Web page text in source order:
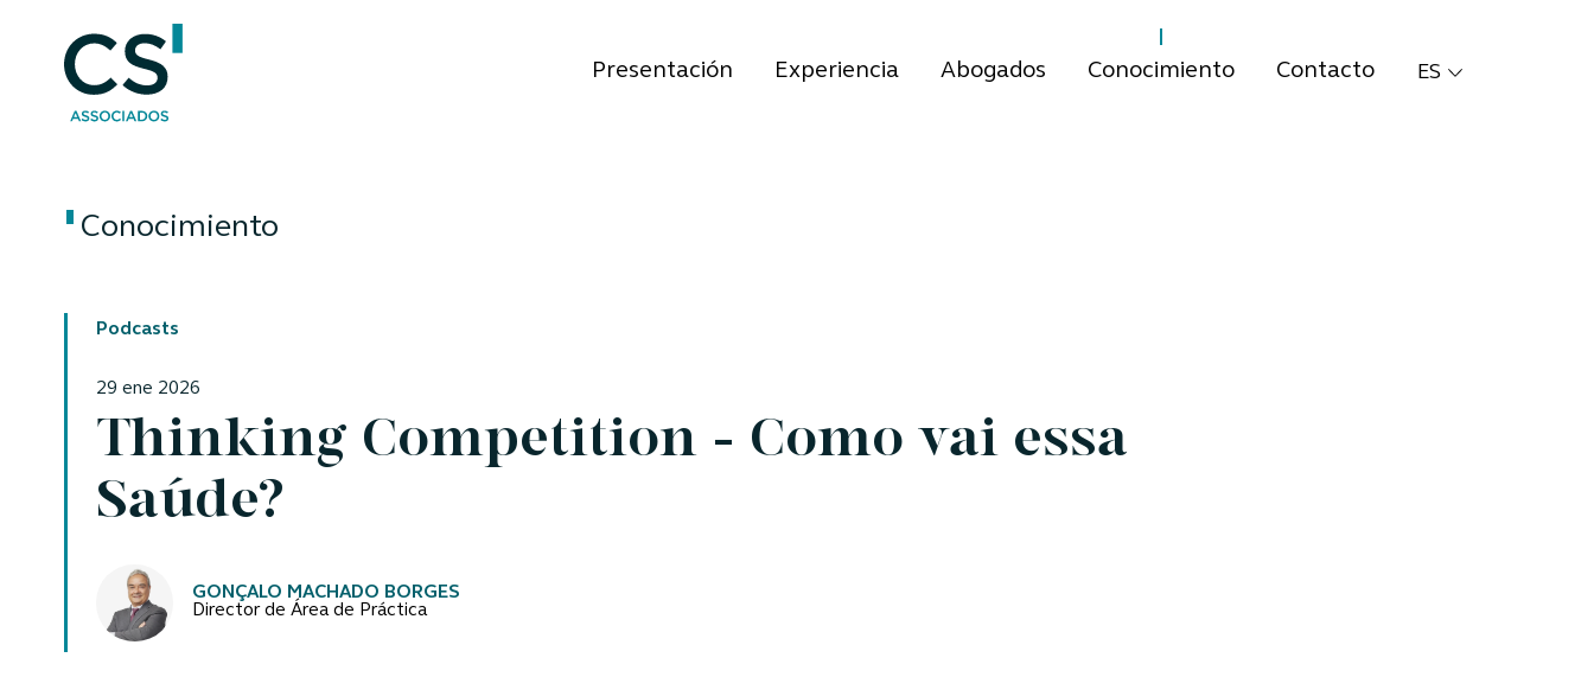
Presentación Experiencia Abogados Conocimiento Contacto ES
Conocimiento
Podcasts
29 ene 2026
Thinking Competition - Como vai essa
Saúde?
Autores
GONÇALO MACHADO BORGES
Director de Área de Práctica